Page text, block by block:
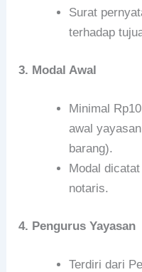
Surat
terhadap
3. Modal Awal
Minimal
awal
barang).
Modal
notaris.
4. Pengurus Yayasan
Terdiri dari